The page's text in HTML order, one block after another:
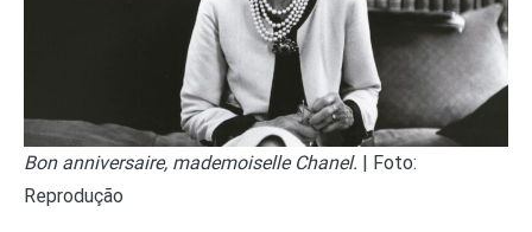
Bon anniversaire, mademoiselle Chanel. | Foto:
Reprodução